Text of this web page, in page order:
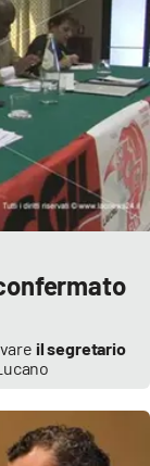
il segretario